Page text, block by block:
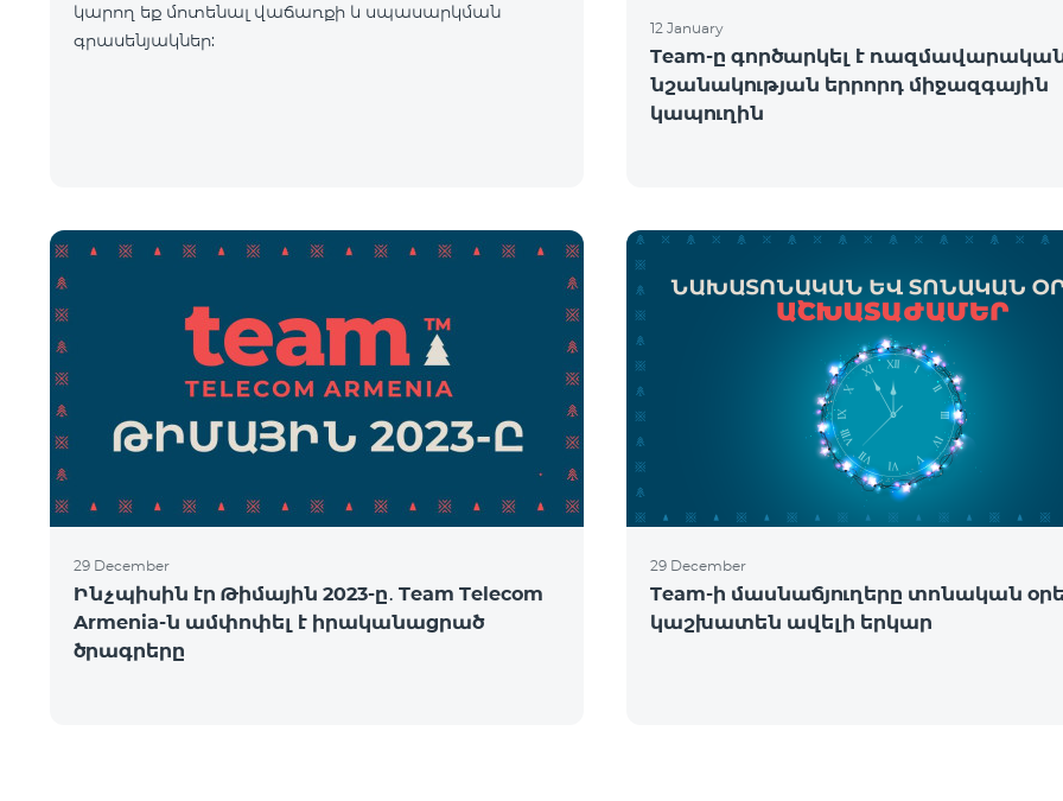
կարող եք մոտենալ վաճառքի և սպասարկման
գրասենյակներ:
12 January
Team-ը գործարկել է
նշանակության երրորդ միջազգային
կապուղին
29 December
Ինչպիսին էր Թիմային 2023-ը․ Team Telecom
Armenia-ն ամփոփել է իրականացրած
ծրագրերը
29 December
Team-ի մասնաճյուղերը տոնական
կաշխատեն ավելի երկար